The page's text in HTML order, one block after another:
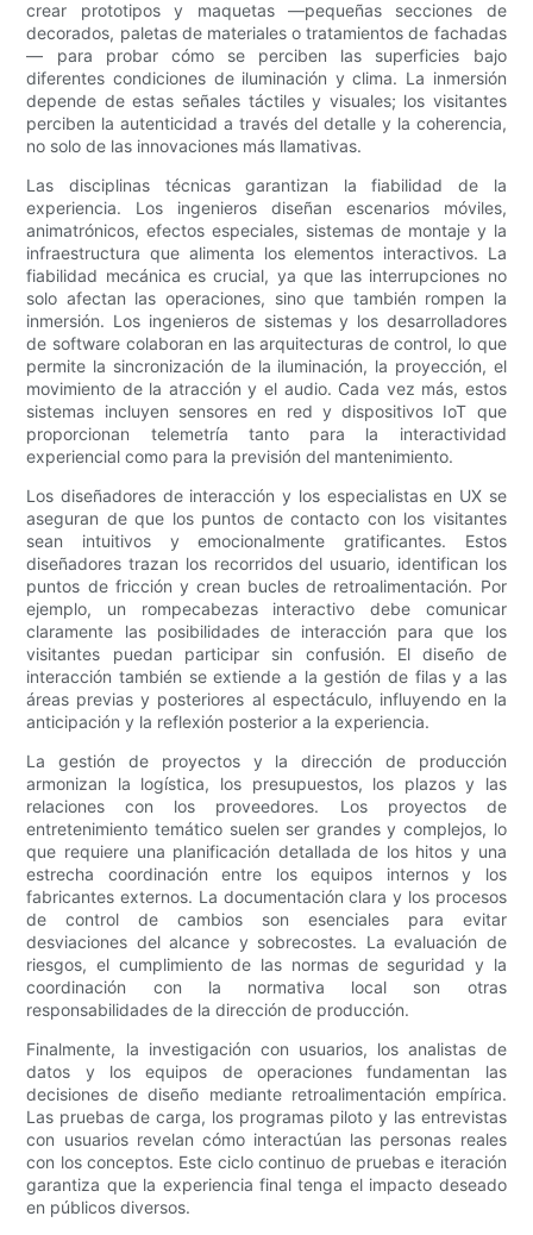
crear prototipos y maquetas —pequeñas secciones de
decorados, paletas de materiales o tratamientos de fachadas
— para probar cómo se perciben las superficies bajo
diferentes condiciones de iluminación y clima. La inmersión
depende de estas señales táctiles y visuales; los visitantes
perciben la autenticidad a través del detalle y la coherencia,
no solo de las innovaciones más llamativas.
Las disciplinas técnicas garantizan la fiabilidad de la
experiencia. Los ingenieros diseñan escenarios móviles,
animatrónicos, efectos especiales, sistemas de montaje y la
infraestructura que alimenta los elementos interactivos. La
fiabilidad mecánica es crucial, ya que las interrupciones no
solo afectan las operaciones, sino que también rompen la
inmersión. Los ingenieros de sistemas y los desarrolladores
de software colaboran en las arquitecturas de control, lo que
permite la sincronización de la iluminación, la proyección, el
movimiento de la atracción y el audio. Cada vez más, estos
sistemas incluyen sensores en red y dispositivos IoT que
proporcionan telemetría tanto para la interactividad
experiencial como para la previsión del mantenimiento.
Los diseñadores de interacción y los especialistas en UX se
aseguran de que los puntos de contacto con los visitantes
sean intuitivos y emocionalmente gratificantes. Estos
diseñadores trazan los recorridos del usuario, identifican los
puntos de fricción y crean bucles de retroalimentación. Por
ejemplo, un rompecabezas interactivo debe comunicar
claramente las posibilidades de interacción para que los
visitantes puedan participar sin confusión. El diseño de
interacción también se extiende a la gestión de filas y a las
áreas previas y posteriores al espectáculo, influyendo en la
anticipación y la reflexión posterior a la experiencia.
La gestión de proyectos y la dirección de producción
armonizan la logística, los presupuestos, los plazos y las
relaciones con los proveedores. Los proyectos de
entretenimiento temático suelen ser grandes y complejos, lo
que requiere una planificación detallada de los hitos y una
estrecha coordinación entre los equipos internos y los
fabricantes externos. La documentación clara y los procesos
de control de cambios son esenciales para evitar
desviaciones del alcance y sobrecostes. La evaluación de
riesgos, el cumplimiento de las normas de seguridad y la
coordinación con la normativa local son otras
responsabilidades de la dirección de producción.
Finalmente, la investigación con usuarios, los analistas de
datos y los equipos de operaciones fundamentan las
decisiones de diseño mediante retroalimentación empírica.
Las pruebas de carga, los programas piloto y las entrevistas
con usuarios revelan cómo interactúan las personas reales
con los conceptos. Este ciclo continuo de pruebas e iteración
garantiza que la experiencia final tenga el impacto deseado
en públicos diversos.